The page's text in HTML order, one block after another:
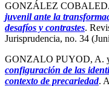
GONZÁLEZ
juvenil ante la
desafíos y contrastes.
Jurisprudencia, no. 34
GONZALO PUYOD, A.
configuración de las
contexto de precariedad.